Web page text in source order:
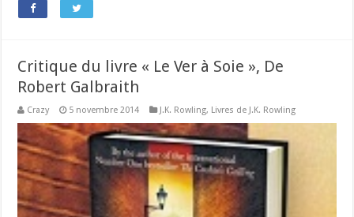
Critique du livre « Le Ver à Soie », De
Robert Galbraith
Crazy 5 novembre 2014 J.K. Rowling, Livres de J.K. Rowling